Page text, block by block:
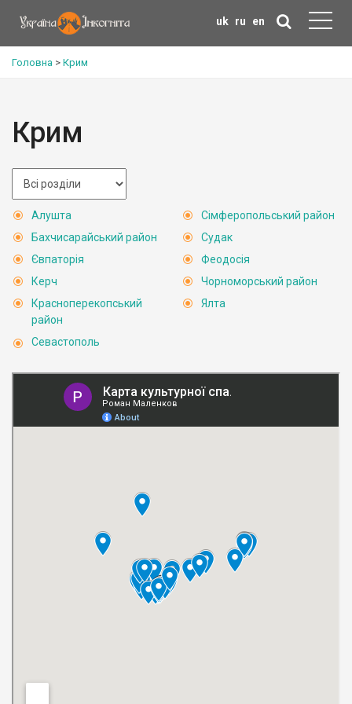
uk ru en
Головна > Крим
Крим
Алушта
Бахчисарайський район
Євпаторія
Керч
Красноперекопський
район
Севастополь
Сімферопольський район
Судак
Феодосія
Чорноморський район
Ялта